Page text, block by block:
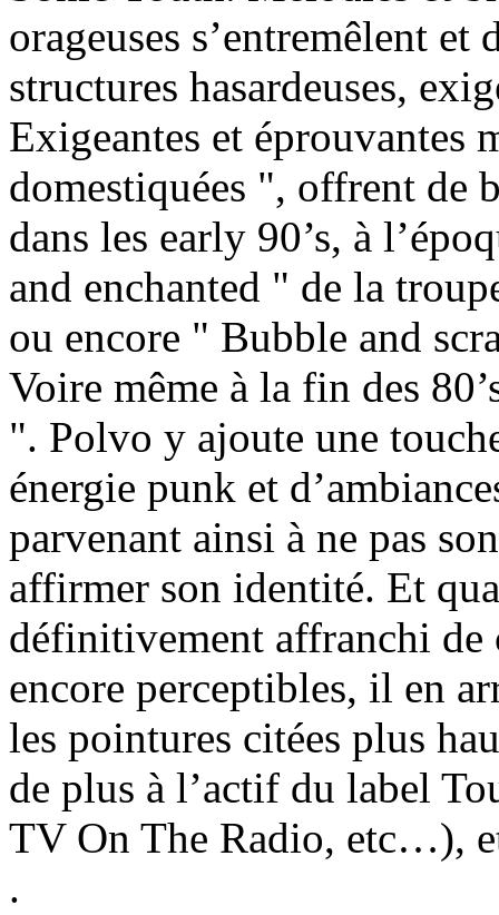
orageuses s’entremêlent
structures hasardeuses,
Exigeantes et éprouvantes
domestiquées ", offrent de
dans les early 90’s, à
and enchanted " de la
ou encore " Bubble and
Voire même à la fin des
". Polvo y ajoute une
énergie punk et
parvenant ainsi à ne pas
affirmer son identité. Et
définitivement affranchi de
encore perceptibles, il en
les pointures citées plus
de plus à l’actif du label
TV On The Radio, etc…),
.